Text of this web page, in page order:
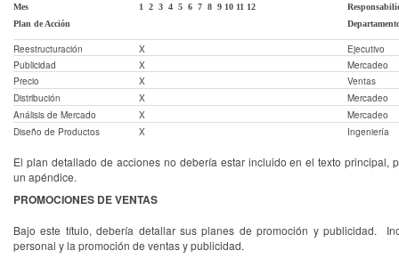
Mes
Plan de Acción
1 2 3 4 5 6 7 8 9 10 11 12
Reestructuración X
Ejecutivo
Publicidad
X
Mercadeo
Precio
X
Ventas
Distribución
X
Mercadeo
Análisis de Mercado
X
Mercadeo
Diseño de Productos
X Ingeniería
El plan detallado de acciones no debería estar incluido en el texto principal,
un apéndice.
PROMOCIONES DE VENTAS
Bajo este título, debería detallar sus planes de promoción y publicidad.
personal y la promoción de ventas y publicidad.